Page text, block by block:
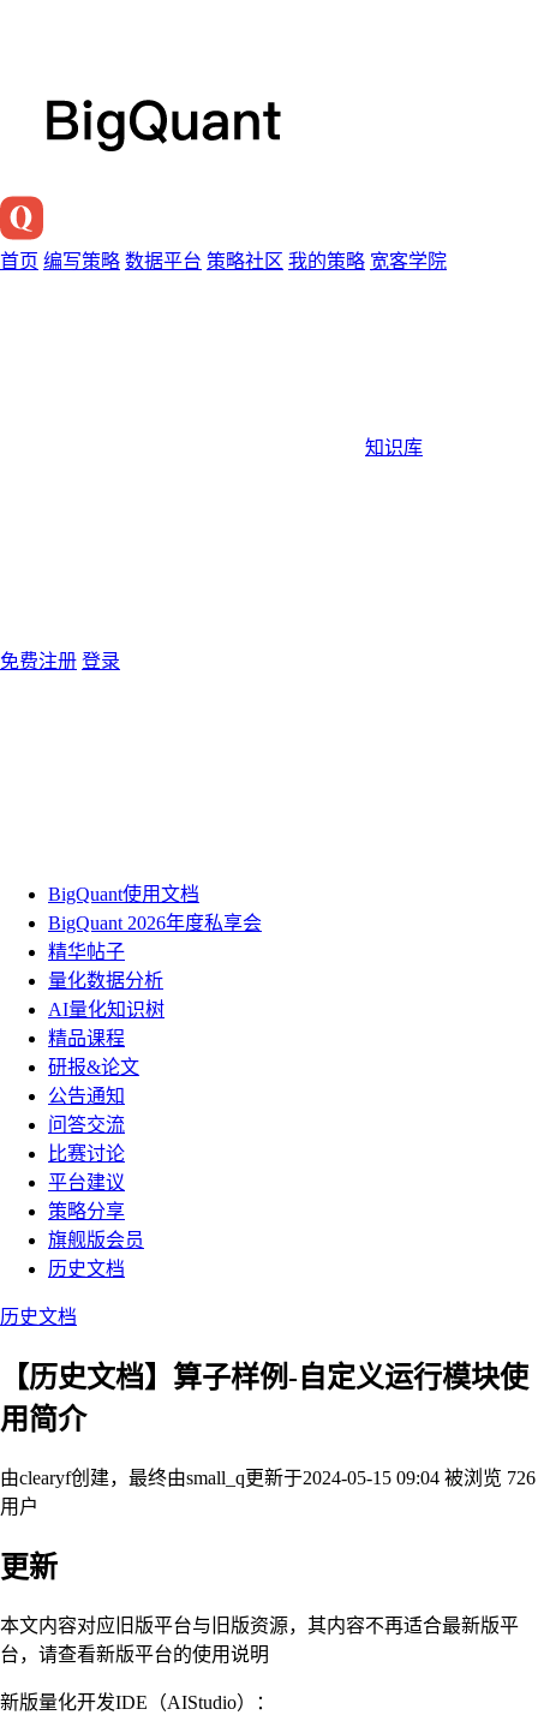
首页 编写策略 数据平台 策略社区 我的策略 宽客学院
知识库
免费注册 登录
BigQuant使用文档
BigQuant 2026年度私享会
精华帖子
量化数据分析
AI量化知识树
精品课程
研报&论文
公告通知
问答交流
比赛讨论
平台建议
策略分享
旗舰版会员
历史文档
历史文档
【历史文档】算子样例-自定义运行模块使
用简介
由clearyf创建，最终由small_q更新于2024-05-15 09:04 被浏览 726
用户
更新
本文内容对应旧版平台与旧版资源，其内容不再适合最新版平
台，请查看新版平台的使用说明
新版量化开发IDE（AIStudio）：